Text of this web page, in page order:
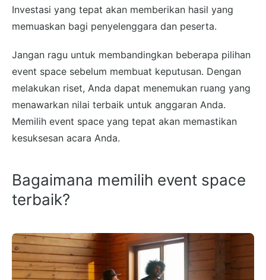
Investasi yang tepat akan memberikan hasil yang
memuaskan bagi penyelenggara dan peserta.
Jangan ragu untuk membandingkan beberapa pilihan
event space sebelum membuat keputusan. Dengan
melakukan riset, Anda dapat menemukan ruang yang
menawarkan nilai terbaik untuk anggaran Anda.
Memilih event space yang tepat akan memastikan
kesuksesan acara Anda.
Bagaimana memilih event space
terbaik?